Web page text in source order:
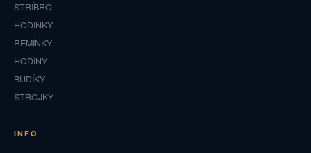
STŘÍBRO
HODINKY
ŘEMÍNKY
HODINY
BUDÍKY
STROJKY
INFO